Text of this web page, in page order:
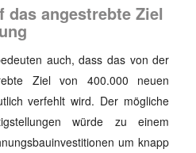
das angestrebte Ziel
auch, dass das von der
Ziel von 400.000 neuen
verfehlt wird. Der mögliche
würde zu einem
um knapp